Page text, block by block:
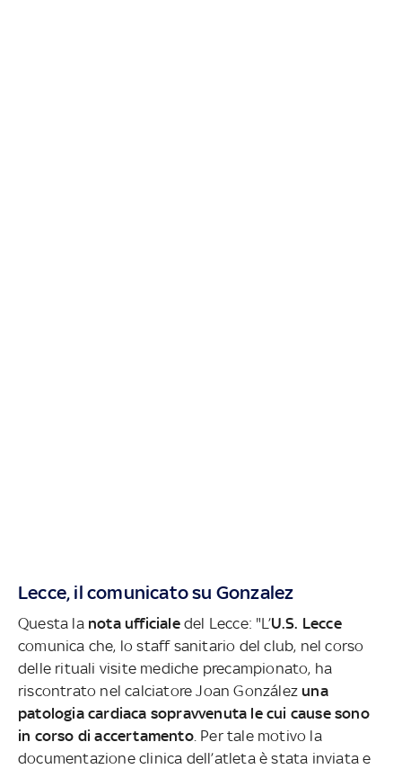
Lecce, il comunicato su Gonzalez
Questa la nota ufficialedel Lecce: "L’U.S. Lecce
comunica che, lo staff sanitario del club, nel corso
delle rituali visite mediche precampionato, ha
riscontrato nel calciatore Joan Gonzálezuna
patologia cardiaca sopravvenuta le cui cause sono
in corso di accertamento. Per tale motivo la
documentazione clinica dell’atleta è stata inviata e